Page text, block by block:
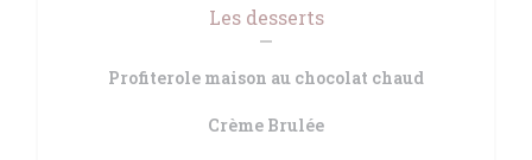
Les desserts
Profiterole maison au chocolat chaud
Crème Brulée